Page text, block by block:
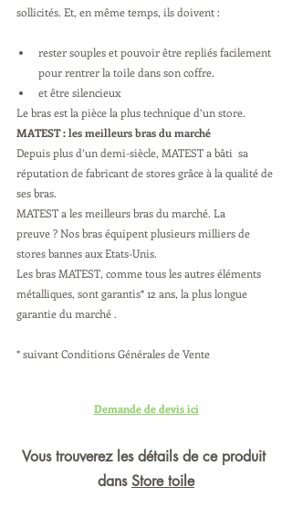
sollicités. Et, en même temps, ils doivent :
rester souples et pouvoir être repliés facilement
pour rentrer la toile dans son coffre.
et être silencieux
Le bras est la pièce la plus technique d’un store.
MATEST : les meilleurs bras du marché
Depuis plus d’un demi-siècle, MATEST a bâti  sa
réputation de fabricant de stores grâce à la qualité de
ses bras.
MATEST a les meilleurs bras du marché. La
preuve ? Nos bras équipent plusieurs milliers de
stores bannes aux Etats-Unis.
Les bras MATEST, comme tous les autres éléments
métalliques, sont garantis* 12 ans, la plus longue
garantie du marché .
* suivant Conditions Générales de Vente
Demande de devis ici
Vous trouverez les détails de ce produit
dans Store toile